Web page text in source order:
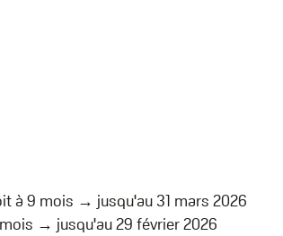
à 9 mois → jusqu'au 31 mars 2026
→ jusqu'au 29 février 2026